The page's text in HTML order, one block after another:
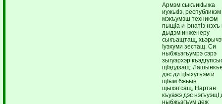
Армэм сыкъикIыжа
иужькIэ, республикэм
мэкъумэш техникэм
пыщIа и IэнатIэ нэхъ
дыдэм инженеру
сыкъащтащ,
Iуэхуми зестащ. Си
ныбжьэгъумрэ сэрэ
зыгуэрхэр
щIэддзащ:
дэс ди цIыхугъэм и
щIым бжьын
щыхэтсащ, Нартан
къуажэ дэс нэгъуэщI
ныбжьэгъум деж